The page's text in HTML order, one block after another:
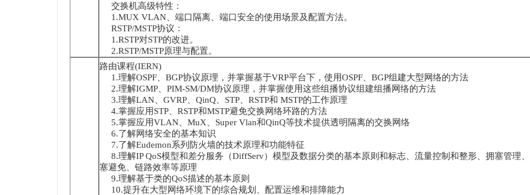
交换机高级特性：
1.MUX VLAN、端口隔离、端口安全的使用场景及配置方法。
RSTP/MSTP协议：
1.RSTP对STP的改进。
2.RSTP/MSTP原理与配置。
路由课程(IERN)
1.理解OSPF、BGP协议原理，并掌握基于VRP平台下，使用OSPF、BGP组建大型网络的方法
2.理解IGMP、PIM-SM/DM协议原理，并掌握使用这些组播协议组建组播网络的方法
3.理解LAN、GVRP、QinQ、STP、RSTP和 MSTP的工作原理
4.掌握应用STP、RSTP和MSTP避免交换网络环路的方法
5.掌握应用VLAN、MuX、Super Vlan和QinQ等技术提供透明隔离的交换网络
6.了解网络安全的基本知识
7.了解Eudemon系列防火墙的技术原理和功能特征
8.理解IP QoS模型和差分服务（DiffServ）模型及数据分类的基本原则和标志、流量控制和整形、拥塞管理
塞避免、链路效率等原理
9.理解基于类的QoS描述的基本原则
10.提升在大型网络环境下的综合规划、配置运维和排障能力